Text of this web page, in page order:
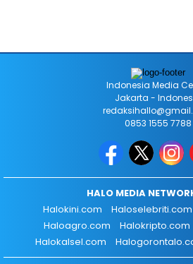
Indonesia Media
Jakarta -
0853 1555 7788
HALO MEDIA
Halokini.com
Haloselebriti.com
Haloagro.com
Halokripto.com
Halokalsel.com